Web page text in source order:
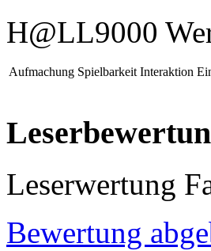
H@LL9000
Aufmachung Spielbarkeit Interaktion
Leserwertung
Bewertung